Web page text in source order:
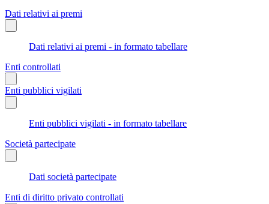
Dati relativi ai premi
Dati relativi ai premi - in formato tabellare
Enti controllati
Enti pubblici vigilati
Enti pubblici vigilati - in formato tabellare
Società partecipate
Dati società partecipate
Enti di diritto privato controllati